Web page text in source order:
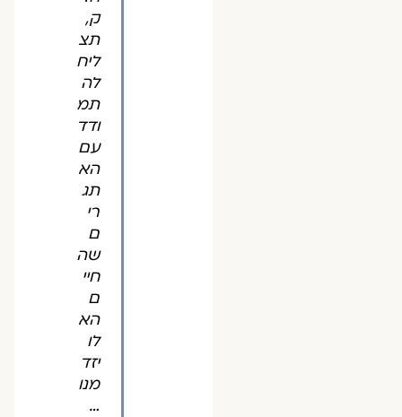
ק,
תצ
ליח
לה
תמ
ודד
עם
הא
תג
רי
ם
שה
חיי
ם
הא
לו
יזד
מנו
…